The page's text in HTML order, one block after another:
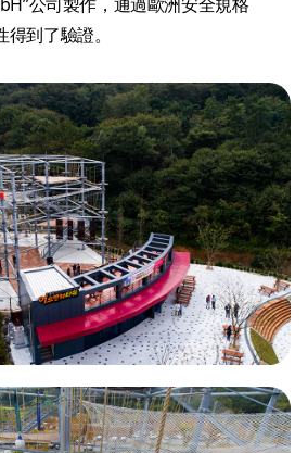
到了驗證。